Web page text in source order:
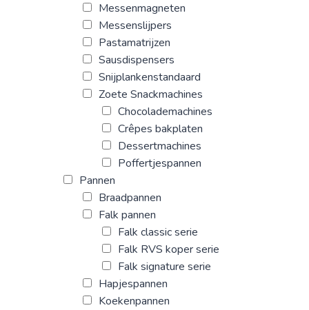
Messenmagneten
Messenslijpers
Pastamatrijzen
Sausdispensers
Snijplankenstandaard
Zoete Snackmachines
Chocolademachines
Crêpes bakplaten
Dessertmachines
Poffertjespannen
Pannen
Braadpannen
Falk pannen
Falk classic serie
Falk RVS koper serie
Falk signature serie
Hapjespannen
Koekenpannen